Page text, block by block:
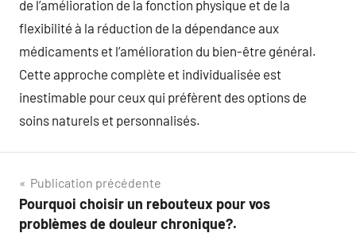
de l’amélioration de la fonction physique et de la
flexibilité à la réduction de la dépendance aux
médicaments et l’amélioration du bien-être général.
Cette approche complète et individualisée est
inestimable pour ceux qui préfèrent des options de
soins naturels et personnalisés.
Navigation
de
Publication précédente
Pourquoi choisir un rebouteux pour vos
problèmes de douleur chronique?.